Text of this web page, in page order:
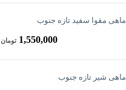
ماهی مقوا سفید تازه جنوب
1,550,000 تومان
ماهی شیر تازه جنوب